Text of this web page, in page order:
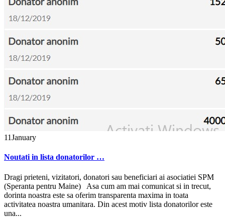
11January
Noutati in lista donatorilor …
Dragi prieteni, vizitatori, donatori sau beneficiari ai asociatiei SPM
(Speranta pentru Maine) Asa cum am mai comunicat si in trecut,
dorinta noastra este sa oferim transparenta maxima in toata
activitatea noastra umanitara. Din acest motiv lista donatorilor este
una...